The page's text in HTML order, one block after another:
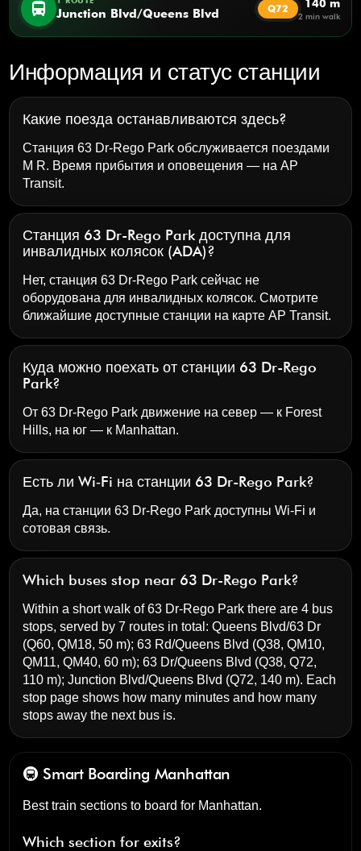
directions_bus Junction Blvd/Queens Blvd Q72 140 m
2 min walk
Информация и статус станции
Какие поезда останавливаются здесь?
Станция 63 Dr-Rego Park обслуживается поездами
M R. Время прибытия и оповещения — наAP
Transit.
Станция 63 Dr-Rego Park доступна для
инвалидных колясок (ADA)?
Нет, станция 63 Dr-Rego Park сейчас не
оборудована для инвалидных колясок. Смотрите
ближайшие доступные станции на карте AP Transit.
Куда можно поехать от станции 63 Dr-Rego
Park?
От 63 Dr-Rego Park движение на север — к Forest
Hills, на юг — к Manhattan.
Есть ли Wi‑Fi на станции 63 Dr-Rego Park?
Да, на станции 63 Dr-Rego Park доступны Wi‑Fi и
сотовая связь.
Which buses stop near 63 Dr-Rego Park?
Within a short walk of 63 Dr-Rego Park there are 4 bus
stops, served by 7 routes in total:Queens Blvd/63 Dr
(Q60, QM18, 50 m);63 Rd/Queens Blvd (Q38, QM10,
QM11, QM40, 60 m);63 Dr/Queens Blvd (Q38, Q72,
110 m);Junction Blvd/Queens Blvd (Q72, 140 m). Each
stop page shows how many minutes and how many
stops away the next bus is.
🚇 Smart Boarding Manhattan
Best train sections to board for Manhattan.
Which section for exits?